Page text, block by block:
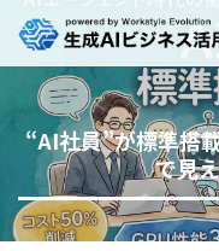
“AI社員”が標準搭
で見